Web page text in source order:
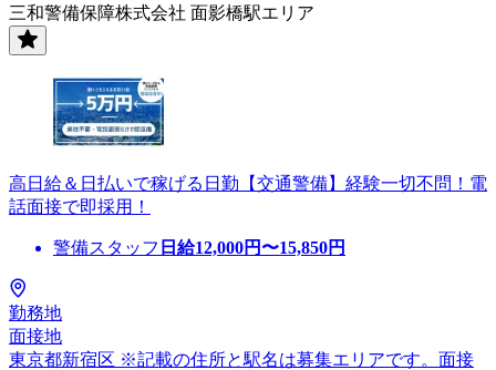
三和警備保障株式会社 面影橋駅エリア
高日給＆日払いで稼げる日勤【交通警備】経験一切不問！電
話面接で即採用！
警備スタッフ 日給12,000円〜15,850円
勤務地
面接地
東京都新宿区 ※記載の住所と駅名は募集エリアです。面接